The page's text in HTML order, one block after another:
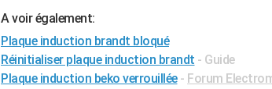
A voir également:
Plaque induction brandt bloqué
Réinitialiser plaque induction brandt - Guide
Plaque induction beko verrouillée - Forum